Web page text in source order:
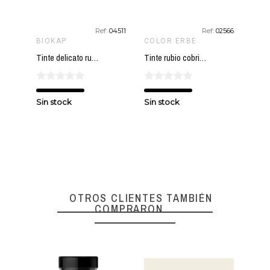
Ref: 04511
BIOKAP
Tinte delicato rubio medio natural 7.00 BIOKAP 140 ml
Sin stock
Ref: 02566
COLOR ERBE
Tinte rubio cobrizo Nº 14 COLOR ERBE
Sin stock
OTROS CLIENTES TAMBIÉN
COMPRARON